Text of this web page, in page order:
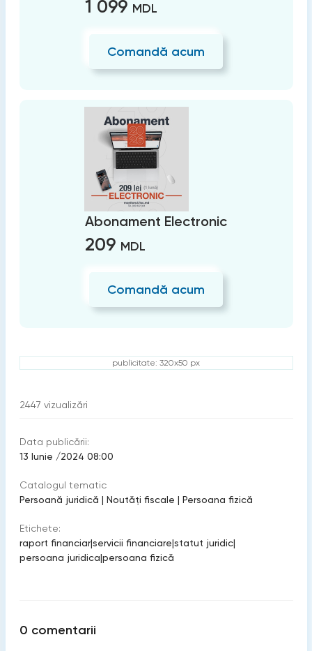
1 099 MDL
Comandă acum
Abonament Electronic
209 MDL
Comandă acum
publicitate: 320x50 px
2447 vizualizări
Data publicării:
13 Iunie /2024 08:00
Catalogul tematic
Persoană juridică | Noutăți fiscale | Persoana fizică
Etichete:
raport financiar|servicii financiare|statut juridic|
persoana juridica|persoana fizică
0 comentarii